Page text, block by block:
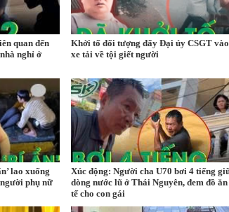
quan đến
nghỉ ở
Khởi tố đối tượng đẩy Đại úy CSGT
xe tải về tội giết người
lao xuống
phụ nữ
Xúc động: Người cha U70 bơi 4 tiếng
dòng nước lũ ở Thái Nguyên, đem đồ
tế cho con gái